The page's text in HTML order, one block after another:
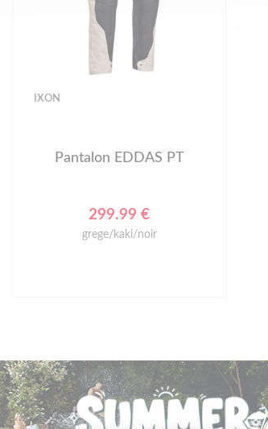
IXON
Pantalon BALDER PT
129.19 €
NOIR/GRIS/BLEU